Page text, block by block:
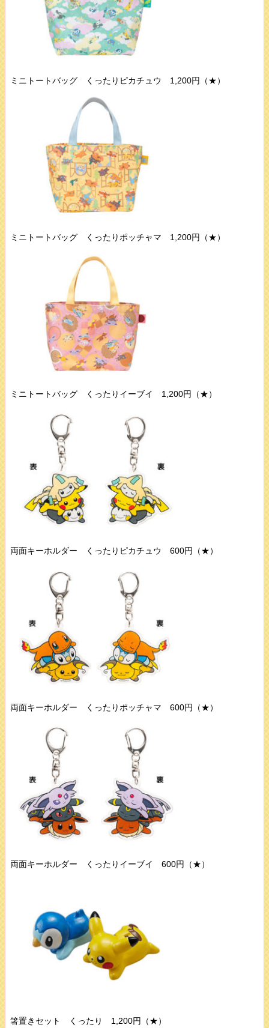
ミニトートバッグ くったりピカチュウ 1,200円（★）
ミニトートバッグ くったりポッチャマ 1,200円（★）
ミニトートバッグ くったりイーブイ 1,200円（★）
両面キーホルダー くったりピカチュウ 600円（★）
両面キーホルダー くったりポッチャマ 600円（★）
両面キーホルダー くったりイーブイ 600円（★）
箸置きセット くったり 1,200円（★）